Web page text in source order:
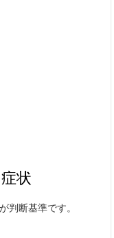
状
判断基準です。